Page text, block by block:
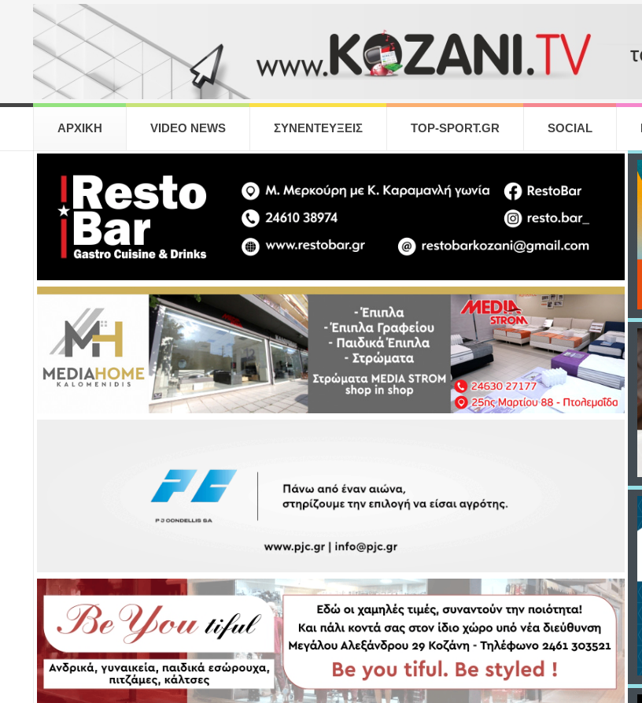
ΑΡΧΙΚΗ VIDEO NEWS ΣΥΝΕΝΤΕΥΞΕΙΣ TOP-SPORT.GR SOCIAL